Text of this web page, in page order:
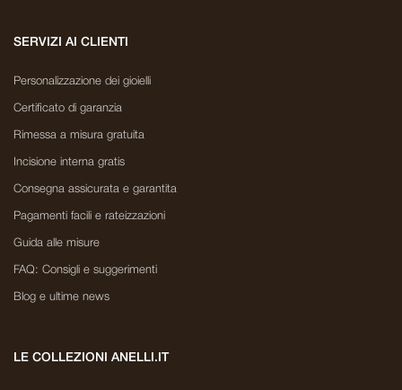
SERVIZI AI CLIENTI
Personalizzazione dei gioielli
Certificato di garanzia
Rimessa a misura gratuita
Incisione interna gratis
Consegna assicurata e garantita
Pagamenti facili e rateizzazioni
Guida alle misure
FAQ: Consigli e suggerimenti
Blog e ultime news
LE COLLEZIONI ANELLI.IT